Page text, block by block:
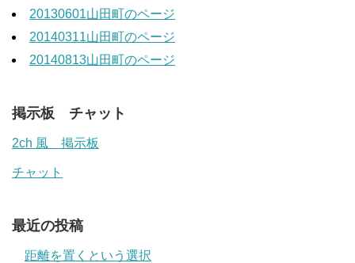
20130601山田町のページ
20140311山田町のページ
20140813山田町のページ
掲示板 チャット
2ch 風 掲示板
チャット
最近の投稿
距離を置くという選択